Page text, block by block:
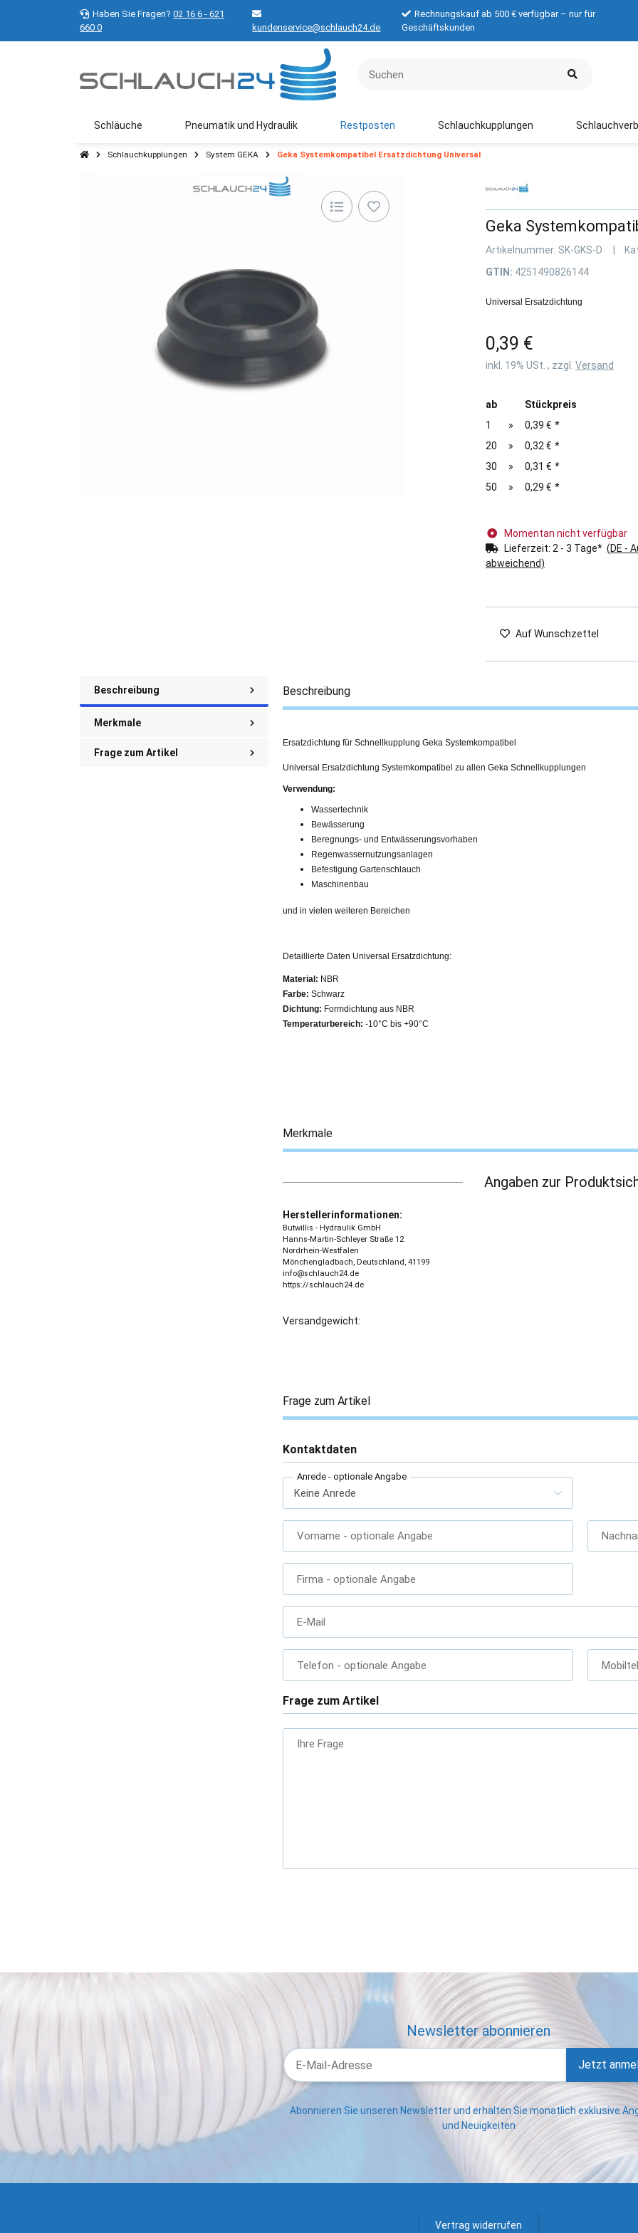
Haben Sie Fragen? 02 16 6 - 621
660 0
kundenservice@schlauch24.de
Rechnungskauf ab 500 € verfügbar – nur für
Geschäftskunden
Schläuche Pneumatik und Hydraulik Restposten Schlauchkupplungen
Schlauchkupplungen System GEKA Geka Systemkompatibel Ersatzdichtung Universal
Geka
Artikelnummer: SK-GKS-D
GTIN: 4251490826144
Universal Ersatzdichtung
0,39 €
inkl. 19% USt. , zzgl. Versand
ab
Stückpreis
1
» 0,39 € *
20
» 0,32 € *
30
» 0,31 € *
50
» 0,29 € *
Momentan nicht verfügbar
Lieferzeit: 2 - 3 Tage* (DE -
abweichend)
Auf Wunschzettel
Beschreibung
Merkmale
Frage zum Artikel
Beschreibung
Ersatzdichtung für Schnellkupplung Geka Systemkompatibel
Universal Ersatzdichtung Systemkompatibel zu allen Geka Schnellkupplungen
Verwendung:
Wassertechnik
Bewässerung
Beregnungs- und Entwässerungsvorhaben
Regenwassernutzungsanlagen
Befestigung Gartenschlauch
Maschinenbau
und in vielen weiteren Bereichen
Detaillierte Daten Universal Ersatzdichtung:
Material: NBR
Farbe: Schwarz
Dichtung: Formdichtung aus NBR
Temperaturbereich: -10°C bis +90°C
Merkmale
Angaben zur
Herstellerinformationen:
Butwillis - Hydraulik GmbH
Hanns-Martin-Schleyer Straße 12
Nordrhein-Westfalen
Mönchengladbach, Deutschland, 41199
info@schlauch24.de
https://schlauch24.de
Versandgewicht:
Frage zum Artikel
Kontaktdaten
Anrede - optionale Angabe
Vorname - optionale Angabe
Firma - optionale Angabe
E-Mail
Telefon - optionale Angabe
Frage zum Artikel
Ihre Frage
Newsletter abonnieren
Jetzt
Abonnieren Sie unseren Newsletter und erhalten Sie monatlich exklusive
und Neuigkeiten
Vertrag widerrufen